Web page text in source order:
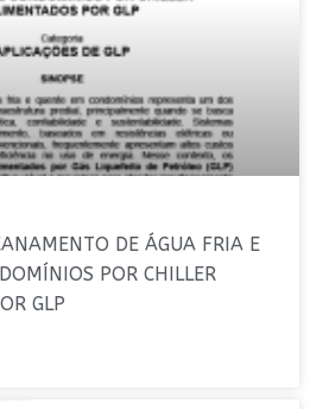
DE ÁGUA FRIA E
POR CHILLER
GLP